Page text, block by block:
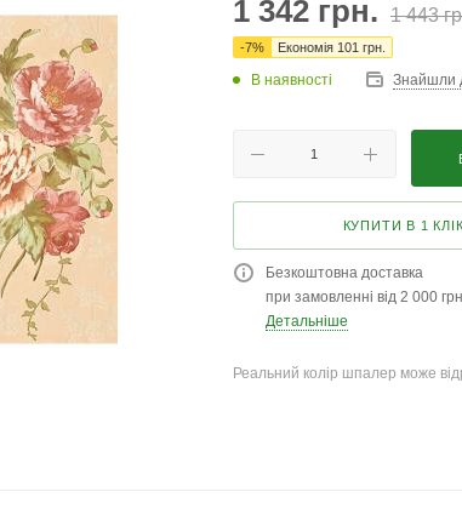
1 342 грн. 1 443
-7% Економія 101 грн.
В наявності Знайшли
КУПИТИ В 1 КЛІК
Безкоштовна доставка
при замовленні від 2 000 грн
Детальніше
Реальний колір шпалер може